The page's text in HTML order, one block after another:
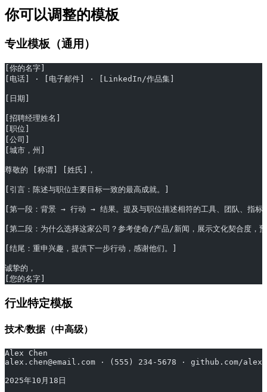
你可以调整的模板
专业模板（通用）
[你的名字]
[电话] · [电子邮件] · [LinkedIn/作品集]
[日期]
[招聘经理姓名]
[职位]
[公司]
[城市，州]
尊敬的 [称谓] [姓氏]，
[引言：陈述与职位主要目标一致的最高成就。]
[第一段：背景 → 行动 → 结果。提及与职位描述相符的工具、团队、指标
[第二段：为什么选择这家公司？参考使命/产品/新闻，展示文化契合度，
[结尾：重申兴趣，提供下一步行动，感谢他们。]
诚挚的，
[您的名字]
行业特定模板
技术/数据（中高级）
Alex Chen
alex.chen@email.com · (555) 234-5678 · github.com/
2025年10月18日